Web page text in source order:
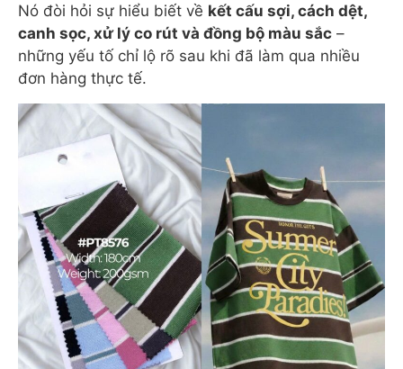
Nó đòi hỏi sự hiểu biết về kết cấu sợi, cách dệt,
canh sọc, xử lý co rút và đồng bộ màu sắc –
những yếu tố chỉ lộ rõ sau khi đã làm qua nhiều
đơn hàng thực tế.